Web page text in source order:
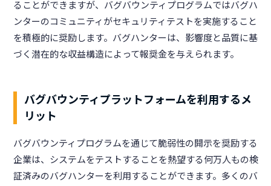
ることができますが、バグバウンティプログラムではバグハ
ンターのコミュニティがセキュリティテストを実施すること
を積極的に奨励します。バグハンターは、影響度と品質に基
づく潜在的な収益構造によって報奨金を与えられます。
バグバウンティプラットフォームを利用するメ
リット
バグバウンティプログラムを通じて脆弱性の開示を奨励する
企業は、システムをテストすることを熱望する何万人もの検
証済みのバグハンターを利用することができます。多くのバ